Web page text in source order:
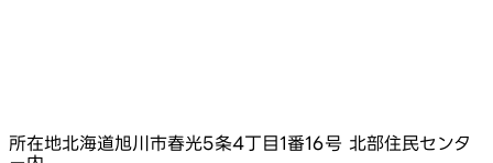
所在地北海道旭川市春光5条4丁目1番16号 北部住民センタ